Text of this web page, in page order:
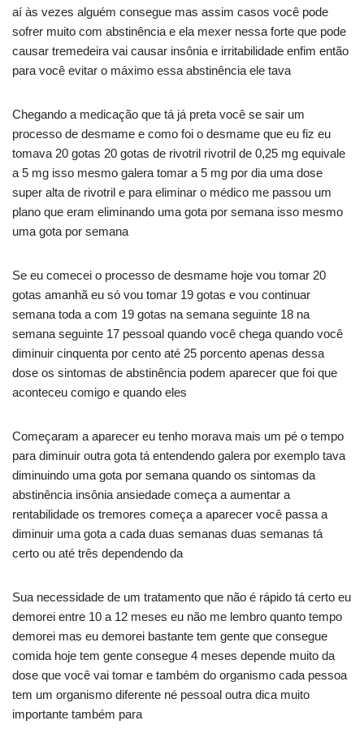
aí às vezes alguém consegue mas assim casos você pode
sofrer muito com abstinência e ela mexer nessa forte que pode
causar tremedeira vai causar insônia e irritabilidade enfim então
para você evitar o máximo essa abstinência ele tava
Chegando a medicação que tá já preta você se sair um
processo de desmame e como foi o desmame que eu fiz eu
tomava 20 gotas 20 gotas de rivotril rivotril de 0,25 mg equivale
a 5 mg isso mesmo galera tomar a 5 mg por dia uma dose
super alta de rivotril e para eliminar o médico me passou um
plano que eram eliminando uma gota por semana isso mesmo
uma gota por semana
Se eu comecei o processo de desmame hoje vou tomar 20
gotas amanhã eu só vou tomar 19 gotas e vou continuar
semana toda a com 19 gotas na semana seguinte 18 na
semana seguinte 17 pessoal quando você chega quando você
diminuir cinquenta por cento até 25 porcento apenas dessa
dose os sintomas de abstinência podem aparecer que foi que
aconteceu comigo e quando eles
Começaram a aparecer eu tenho morava mais um pé o tempo
para diminuir outra gota tá entendendo galera por exemplo tava
diminuindo uma gota por semana quando os sintomas da
abstinência insônia ansiedade começa a aumentar a
rentabilidade os tremores começa a aparecer você passa a
diminuir uma gota a cada duas semanas duas semanas tá
certo ou até três dependendo da
Sua necessidade de um tratamento que não é rápido tá certo eu
demorei entre 10 a 12 meses eu não me lembro quanto tempo
demorei mas eu demorei bastante tem gente que consegue
comida hoje tem gente consegue 4 meses depende muito da
dose que você vai tomar e também do organismo cada pessoa
tem um organismo diferente né pessoal outra dica muito
importante também para